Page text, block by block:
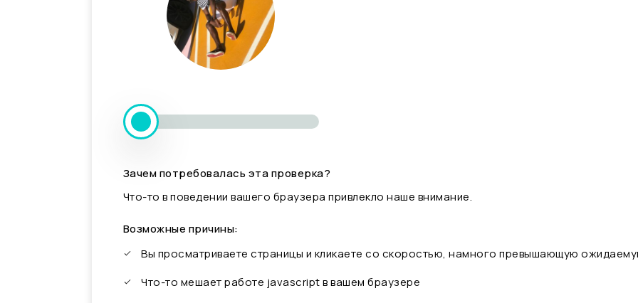
Зачем потребовалась эта проверка?
Что-то в поведении вашего браузера привлекло наше внимание.
Возможные причины:
Вы просматриваете страницы и кликаете со скоростью, намного превышающую
Что-то мешает работе javascript в вашем браузере